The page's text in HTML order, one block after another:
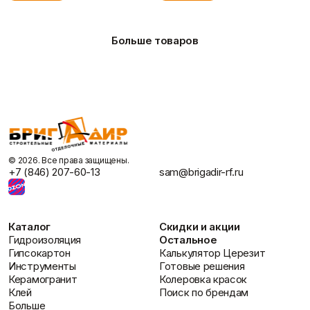
составляет 565 рублей.
обеспечивают надежную защиту от воздействия влаги, что
крайне важно для помещений с высокой влажностью.
Улучшенная звукоизоляция:
подходящими звукоизоляционными материалами, такими
какISOVER ЗвукоЗащита , способствует созданию более
тихой и комфортной акустической среды.
Безопасность для здоровья:
экологии.
Долговечность и прочность:Толщина листа 12,5 мм
гарантирует надежность конструкций, возводимых с его
использованием, включая перегородки и стеновые панели.
Простота монтажа:
Наличие разметки на листах и
стандартные размеры значительно упрощают и ускоряют
Больше товаров
©️ 2026. Все права защищены.
+7 (846) 207-60-13 sam@brigadir-rf.ru
Каталог
Гидроизоляция
Гипсокартон
Инструменты
Керамогранит
Клей
Больше
Скидки и акции
Остальное
Калькулятор Церезит
Готовые решения
Колеровка красок
Поиск по брендам